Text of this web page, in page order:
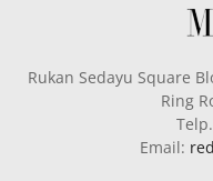
Rukan Sedayu Square
Ring
Email: